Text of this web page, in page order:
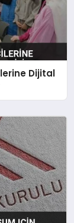
Dijital